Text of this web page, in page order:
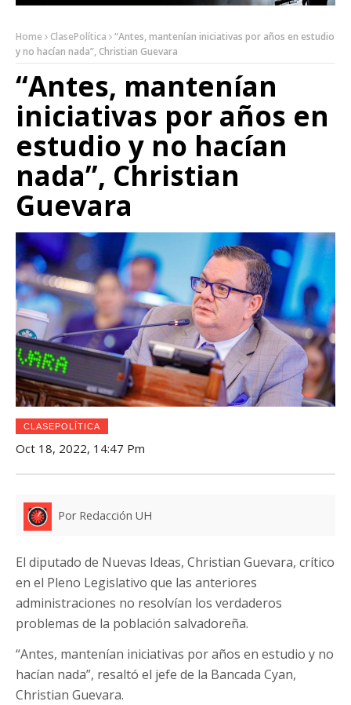
Home ClasePolítica
“Antes, mantenían iniciativas por años en estudio
y no hacían nada”, Christian Guevara
“Antes, mantenían
iniciativas por años en
estudio y no hacían
nada”, Christian
Guevara
CLASEPOLÍTICA
Oct 18, 2022, 14:47 Pm
Por Redacción UH
El diputado de Nuevas Ideas, Christian Guevara, crítico
en el Pleno Legislativo que las anteriores
administraciones no resolvían los verdaderos
problemas de la población salvadoreña.
“Antes, mantenían iniciativas por años en estudio y no
hacían nada”, resaltó el jefe de la Bancada Cyan,
Christian Guevara.